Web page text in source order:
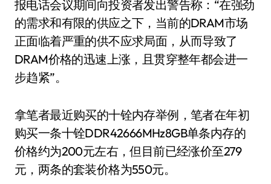
报电话会议期间向投资者发出警告称：“在强劲
的需求和有限的供应之下，当前的DRAM市场
正面临着严重的供不应求局面，从而导致了
DRAM价格的迅速上涨，且贯穿整年都会进一
步趋紧”。
拿笔者最近购买的十铨内存举例，笔者在年初
购买一条十铨DDR42666MHz8GB单条内存的
价格约为200元左右，但目前已经涨价至279
元，两条的套装价格为550元。